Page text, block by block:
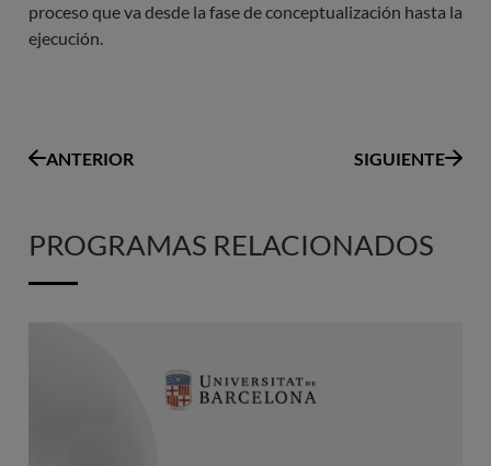
proceso que va desde la fase de conceptualización hasta la
ejecución.
ANTERIOR SIGUIENTE
PROGRAMAS RELACIONADOS